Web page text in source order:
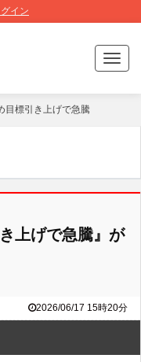
グイン
T
o
g
a
目標引き上げで急騰
上げで急騰』が
2026/06/17 15時20分